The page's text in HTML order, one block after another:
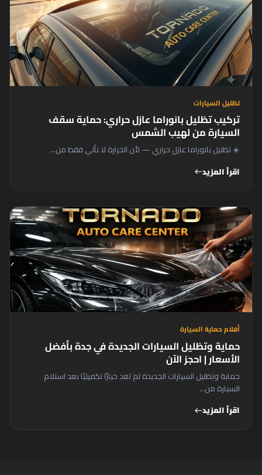
تظليل السيارات
تركيب تظليل بانوراما عازل حراري: حماية سقف
السيارة من لهيب الشمس
☀️ تظليل بانوراما عازل حراري — لأن الحرارة لا تأتي فقط من...
اقرأ المزيدwest
أفلام حماية السيارة
حماية وتظليل السيارات الجديدة في جدة بأفضل
الأسعار | احجز الآن
حماية وتظليل السيارات الجديدة لم تعد خيارًا تكميليًا بعد استلام
السيارة من...
اقرأ المزيدwest